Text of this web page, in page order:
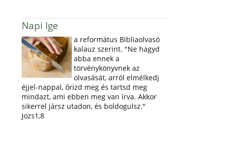
Napi Ige
a református Bibliaolvasó
kalauz szerint. "Ne hagyd
abba ennek a
törvénykönyvnek az
olvasását, arról elmélkedj
éjjel-nappal, őrizd meg és tartsd meg
mindazt, ami ebben meg van írva. Akkor
sikerrel jársz utadon, és boldogulsz."
Jozs1,8